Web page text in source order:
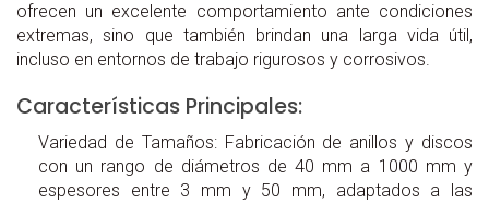
ofrecen un excelente comportamiento ante condiciones
extremas, sino que también brindan una larga vida útil,
incluso en entornos de trabajo rigurosos y corrosivos.
Características Principales:
Variedad de Tamaños: Fabricación de anillos y discos
con un rango de diámetros de 40 mm a 1000 mm y
espesores entre 3 mm y 50 mm, adaptados a las